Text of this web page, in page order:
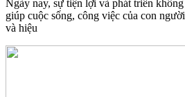
Ngày nay, sự tiện lợi và phát triển
giúp cuộc sống, công việc của con
và hiệu